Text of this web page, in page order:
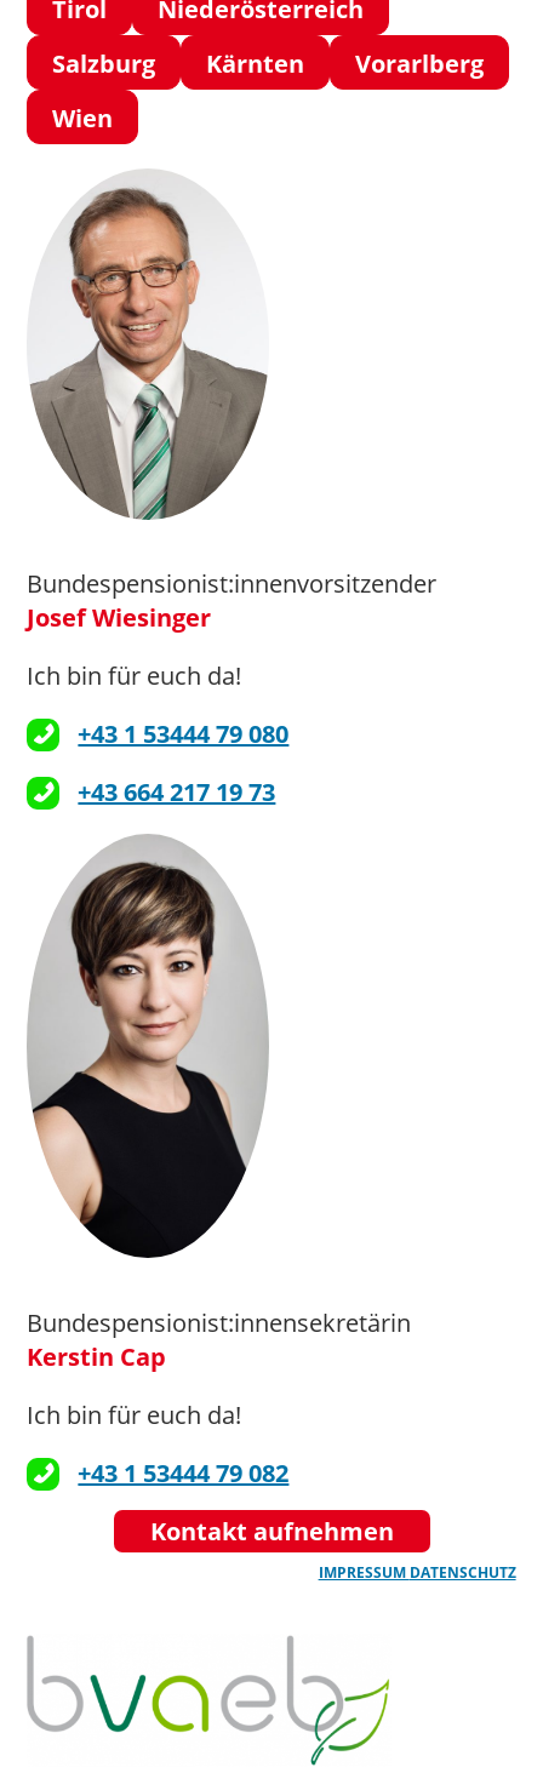
Tirol
Niederösterreich
Salzburg
Kärnten
Vorarlberg
Wien
Bundespensionist:innenvorsitzender
Josef Wiesinger
Ich bin für euch da!
+43 1 53444 79 080
+43 664 217 19 73
Bundespensionist:innensekretärin
Kerstin Cap
Ich bin für euch da!
+43 1 53444 79 082
Kontakt aufnehmen
IMPRESSUM DATENSCHUTZ